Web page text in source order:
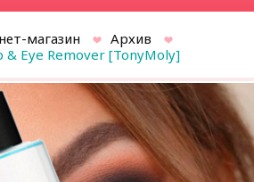
магазин
Архив
& Eye Remover [TonyMoly]